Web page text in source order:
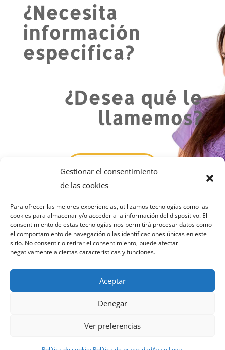
Gestionar el consentimiento
de las cookies
Para ofrecer las mejores experiencias, utilizamos tecnologías como las
cookies para almacenar y/o acceder a la información del dispositivo. El
consentimiento de estas tecnologías nos permitirá procesar datos como
el comportamiento de navegación o las identificaciones únicas en este
sitio. No consentir o retirar el consentimiento, puede afectar
negativamente a ciertas características y funciones.
Aceptar
Denegar
Ver preferencias
¿Necesita
información
especifica?
¿Desea qué le
llamemos?
Llámenme
AVISO LEGAL
POLÍTICA DE PRIVACIDAD
POLÍTICA DE COOKIES